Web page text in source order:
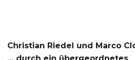
Christian Riedel und Marco
… durch ein übergeordnetes